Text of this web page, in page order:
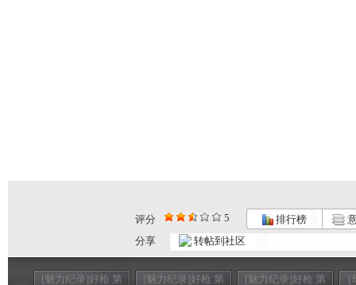
评分 5 排行榜
分享
转帖到社区
[魅力纪录]好枪 第
[魅力纪录]好枪 第
[魅力纪录]好枪 第
[